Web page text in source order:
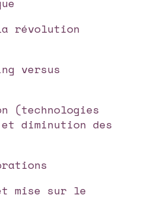
révolution
versus
(technologies
et diminution des
mise sur le